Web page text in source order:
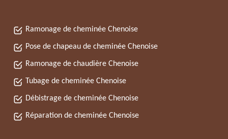
Ramonage de cheminée Chenoise
Pose de chapeau de cheminée Chenoise
Ramonage de chaudière Chenoise
Tubage de cheminée Chenoise
Débistrage de cheminée Chenoise
Réparation de cheminée Chenoise